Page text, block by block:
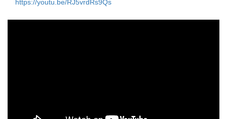
https://youtu.be/RJ5vrdRs9Qs